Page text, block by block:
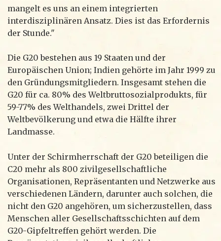
mangelt es uns an einem integrierten
interdisziplinären Ansatz. Dies ist das Erfordernis
der Stunde."
Die G20 bestehen aus 19 Staaten und der
Europäischen Union; Indien gehörte im Jahr 1999 zu
den Gründungsmitgliedern. Insgesamt stehen die
G20 für ca. 80% des Weltbruttosozialprodukts, für
59-77% des Welthandels, zwei Drittel der
Weltbevölkerung und etwa die Hälfte ihrer
Landmasse.
Unter der Schirmherrschaft der G20 beteiligen die
C20 mehr als 800 zivilgesellschaftliche
Organisationen, Repräsentanten und Netzwerke aus
verschiedenen Ländern, darunter auch solchen, die
nicht den G20 angehören, um sicherzustellen, dass
Menschen aller Gesellschaftsschichten auf dem
G20-Gipfeltreffen gehört werden. Die